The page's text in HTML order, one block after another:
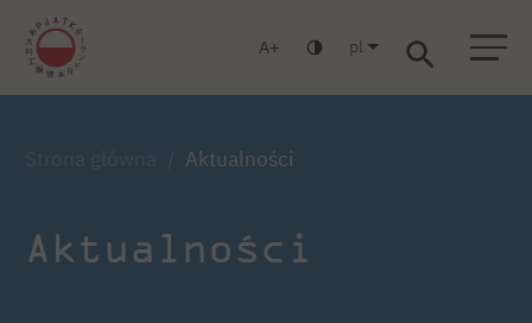
Warszawa Gdańsk Liceum Studia podyplomowe Studia MBA
A pl
Aktualności
Aktualności